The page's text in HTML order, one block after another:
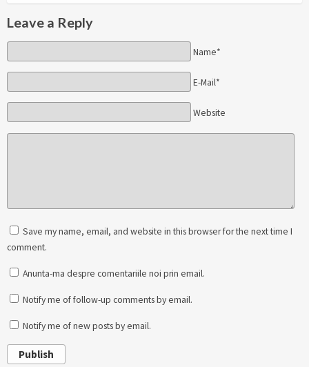
Leave a Reply
Name*
E-Mail*
Website
Save my name, email, and website in this browser for the next time I
comment.
Anunta-ma despre comentariile noi prin email.
Notify me of follow-up comments by email.
Notify me of new posts by email.
Publish